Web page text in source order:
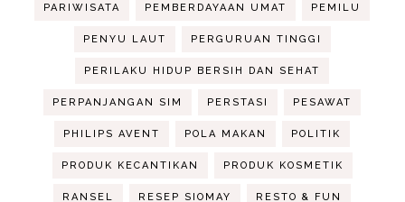
PARIWISATA PEMBERDAYAAN UMAT PEMILU
PENYU LAUT PERGURUAN TINGGI
PERILAKU HIDUP BERSIH DAN SEHAT
PERPANJANGAN SIM PERSTASI PESAWAT
PHILIPS AVENT POLA MAKAN POLITIK
PRODUK KECANTIKAN PRODUK KOSMETIK
RANSEL RESEP SIOMAY RESTO & FUN